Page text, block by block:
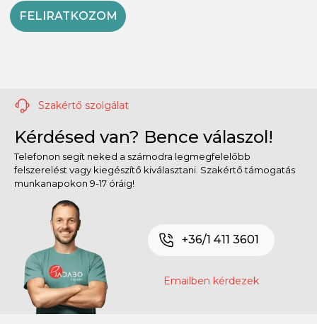
FELIRATKOZOM
Szakértő szolgálat
Kérdésed van? Bence válaszol!
Telefonon segít neked a számodra legmegfelelőbb
felszerelést vagy kiegészítő kiválasztani. Szakértő támogatás
munkanapokon 9-17 óráig!
+36/1 411 3601
Emailben kérdezek